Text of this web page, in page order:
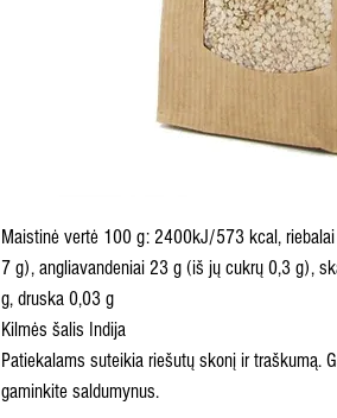
Maistinė vertė 100 g: 2400kJ/573 kcal,
7 g), angliavandeniai 23 g (iš jų cukrų 0,3 g),
g, druska 0,03 g
Kilmės šalis Indija
Patiekalams suteikia riešutų skonį ir traškumą.
gaminkite saldumynus.